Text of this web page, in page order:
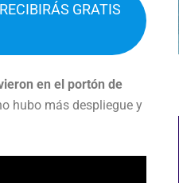
GRATIS
en el portón de
hubo más despliegue y